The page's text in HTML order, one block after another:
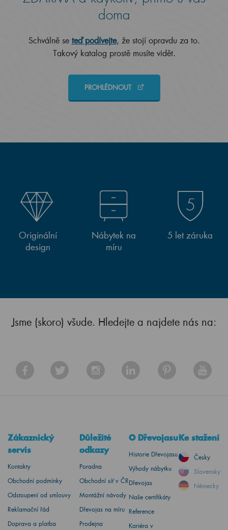
doma
Schválně se teď podívejte, že stojí opravdu za to.
Takový katalog prostě musíte vidět.
PROHLÉDNOUT
Originální
design
Nábytek na
míru
5 let záruka
Jsme (skoro) všude. Hledejte a najdete nás na:
Zákaznický
servis
Kontakty
Obchodní podmínky
Odstoupení od smlouvy
Reklamační řád
Doprava a platba
Důležité
odkazy
Poradna
Obchodní síť v ČR
Montážní návody
Dřevojas na míru
Prodejna
O Dřevojasu
Historie Dřevojasu
Výhody nábytku
Dřevojas
Naše certifikáty
Reference
Kariéra v
Ke stažení
Česky
Slovensky
Německy